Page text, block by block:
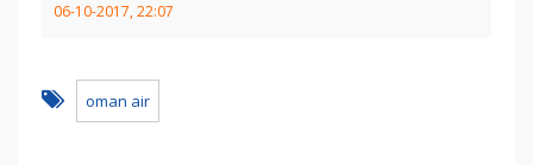
06-10-2017, 22:07
oman air